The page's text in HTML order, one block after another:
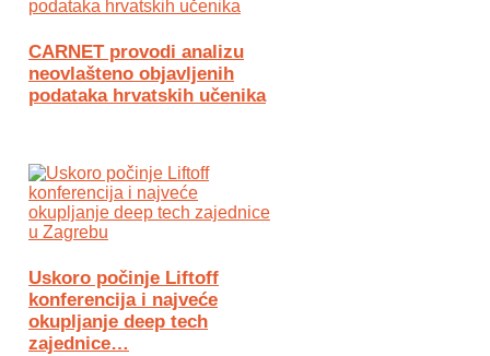
CARNET provodi analizu
neovlašteno objavljenih
podataka hrvatskih učenika
Uskoro počinje Liftoff
konferencija i najveće
okupljanje deep tech
zajednice…